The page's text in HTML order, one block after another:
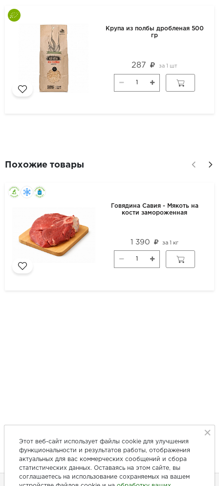
Крупа из полбы дробленая 500
гр
287 за 1 шт
Похожие товары
Говядина Савия - Мякоть на
кости замороженная
1 390 за1 кг
Этот веб-сайт использует файлы cookie для улучшения
функциональности и результатов работы, отображения
актуальных для вас коммерческих сообщений и сбора
статистических данных. Оставаясь на этом сайте, вы
соглашаетесь на использование сохраняемых на вашем